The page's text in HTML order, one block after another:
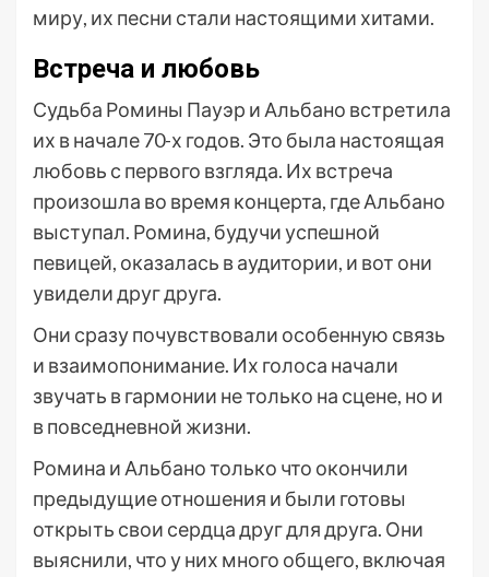
миру, их песни стали настоящими хитами.
Встреча и любовь
Судьба Ромины Пауэр и Альбано встретила
их в начале 70-х годов. Это была настоящая
любовь с первого взгляда. Их встреча
произошла во время концерта, где Альбано
выступал. Ромина, будучи успешной
певицей, оказалась в аудитории, и вот они
увидели друг друга.
Они сразу почувствовали особенную связь
и взаимопонимание. Их голоса начали
звучать в гармонии не только на сцене, но и
в повседневной жизни.
Ромина и Альбано только что окончили
предыдущие отношения и были готовы
открыть свои сердца друг для друга. Они
выяснили, что у них много общего, включая